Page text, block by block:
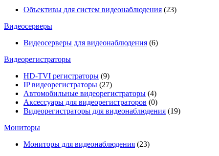
Объективы для систем видеонаблюдения (23)
Видеосерверы
Видеосерверы для видеонаблюдения (6)
Видеорегистраторы
HD-TVI регистраторы (9)
IP видеорегистраторы (27)
Автомобильные видеорегистраторы (4)
Аксессуары для видеорегистраторов (0)
Видеорегистраторы для видеонаблюдения (19)
Мониторы
Мониторы для видеонаблюдения (23)